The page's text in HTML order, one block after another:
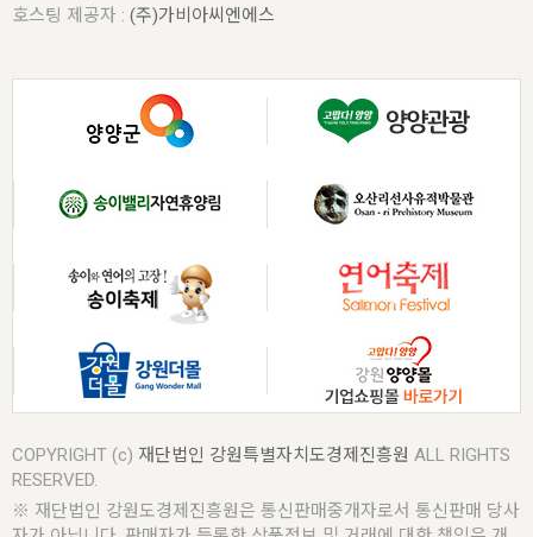
호스팅 제공자 : (주)가비아씨엔에스
COPYRIGHT (c) 재단법인 강원특별자치도경제진흥원 ALL RIGHTS
RESERVED.
※ 재단법인 강원도경제진흥원은 통신판매중개자로서 통신판매 당사